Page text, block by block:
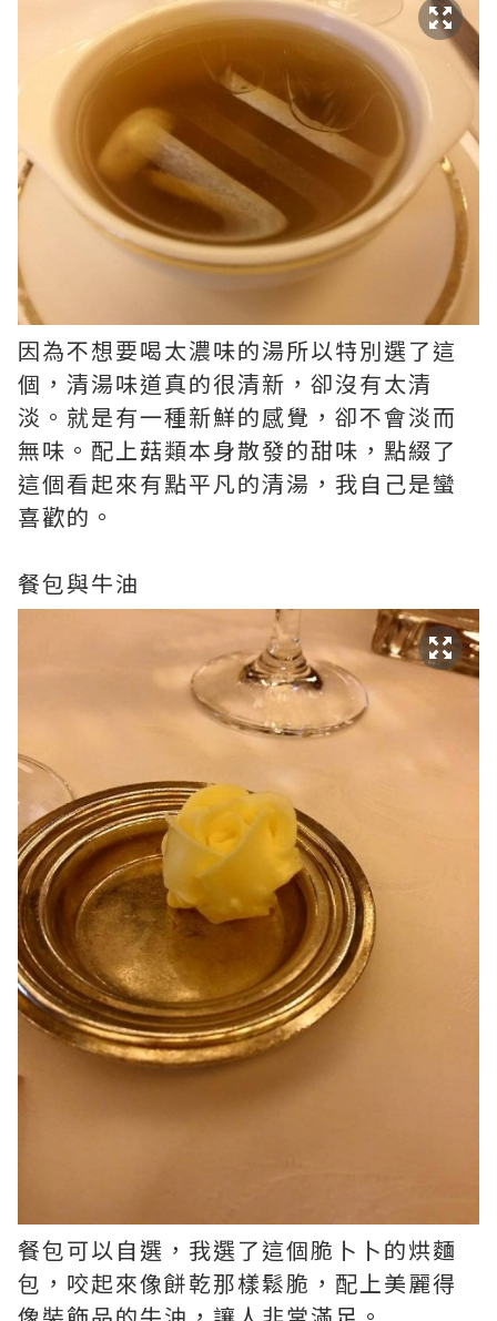
因為不想要喝太濃味的湯所以特別選了這
個，清湯味道真的很清新，卻沒有太清
淡。就是有一種新鮮的感覺，卻不­會淡而
無味。配上菇類本身散發的甜味，點綴了
這個看起來有點平凡的清湯，我自己是蠻
喜歡的。
餐包與牛油
餐包可以自選，我選了這個脆卜卜的烘麵
包，咬起來像餅乾那樣鬆脆，配上美麗得